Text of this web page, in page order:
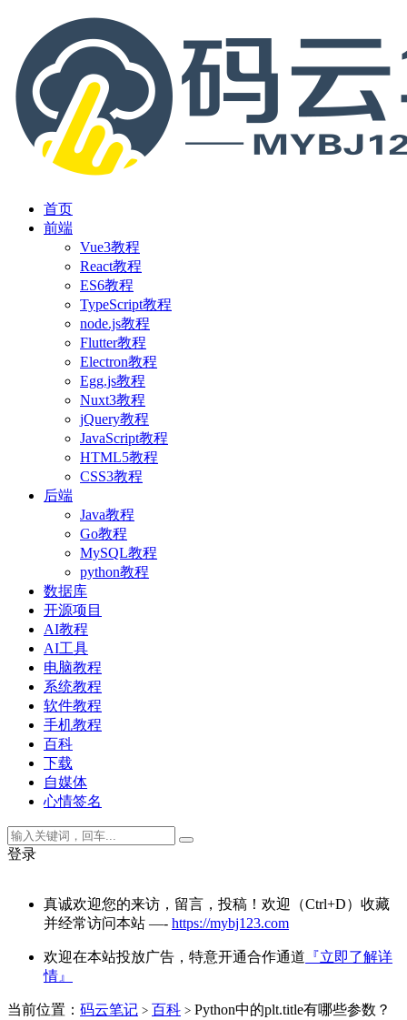
首页
前端
Vue3教程
React教程
ES6教程
TypeScript教程
node.js教程
Flutter教程
Electron教程
Egg.js教程
Nuxt3教程
jQuery教程
JavaScript教程
HTML5教程
CSS3教程
后端
Java教程
Go教程
MySQL教程
python教程
数据库
开源项目
AI教程
AI工具
电脑教程
系统教程
软件教程
手机教程
百科
下载
自媒体
心情签名
登录
真诚欢迎您的来访，留言，投稿！欢迎（Ctrl+D）收藏
并经常访问本站 —- https://mybj123.com
欢迎在本站投放广告，特意开通合作通道 『立即了解详
情』
当前位置： 码云笔记 > 百科 > Python中的plt.title有哪些参数？